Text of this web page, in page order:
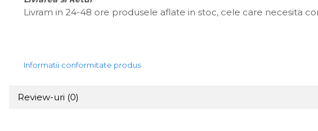
Livram in 24-48 ore produsele aflate in stoc, cele care necesita
Informatii conformitate produs
Review-uri (0)